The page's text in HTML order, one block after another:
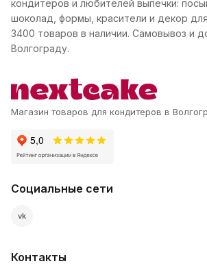
кондитеров и любителей выпечки:
шоколад, формы, красители и декор
3400 товаров в наличии. Самовывоз и
Волгограду.
Магазин товаров для кондитеров в
Социальные сети
vk
Контакты